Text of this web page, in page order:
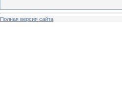
Полная версия сайта